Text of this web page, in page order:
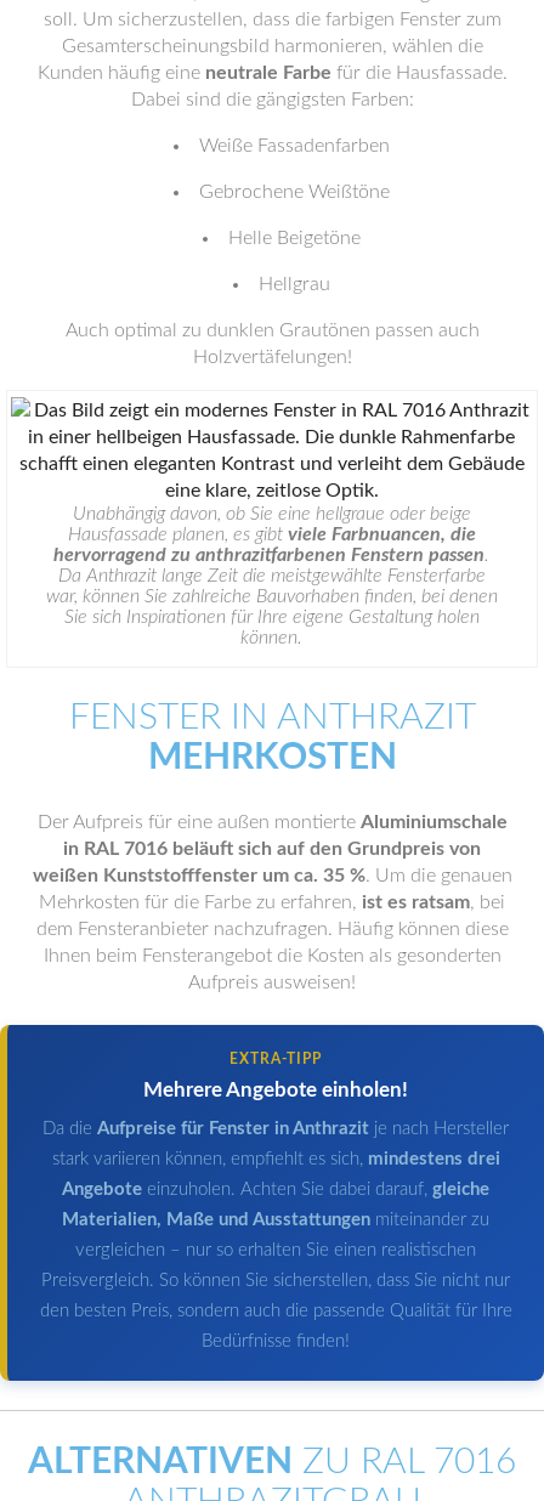
soll. Um sicherzustellen, dass die farbigen Fenster zum
Gesamterscheinungsbild harmonieren, wählen die
Kunden häufig eine neutrale Farbe für die Hausfassade.
Dabei sind die gängigsten Farben:
Weiße Fassadenfarben
Gebrochene Weißtöne
Helle Beigetöne
Hellgrau
Auch optimal zu dunklen Grautönen passen auch
Holzvertäfelungen!
Unabhängig davon, ob Sie eine hellgraue oder beige
Hausfassade planen, es gibt viele Farbnuancen, die
hervorragend zu anthrazitfarbenen Fenstern passen.
Da Anthrazit lange Zeit die meistgewählte Fensterfarbe
war, können Sie zahlreiche Bauvorhaben finden, bei denen
Sie sich Inspirationen für Ihre eigene Gestaltung holen
können.
FENSTER IN ANTHRAZIT
MEHRKOSTEN
Der Aufpreis für eine außen montierte Aluminiumschale
in RAL 7016 beläuft sich auf den Grundpreis von
weißen Kunststofffenster umca. 35 %. Um die genauen
Mehrkosten für die Farbe zu erfahren, ist es ratsam, bei
dem Fensteranbieter nachzufragen. Häufig können diese
Ihnen beim Fensterangebot die Kosten als gesonderten
Aufpreis ausweisen!
EXTRA-TIPP
Mehrere Angebote einholen!
Da die Aufpreise für Fenster in Anthrazit je nach Hersteller
stark variieren können, empfiehlt es sich, mindestens drei
Angebote einzuholen. Achten Sie dabei darauf, gleiche
Materialien, Maße und Ausstattungen miteinander zu
vergleichen – nur so erhalten Sie einen realistischen
Preisvergleich. So können Sie sicherstellen, dass Sie nicht nur
den besten Preis, sondern auch die passende Qualität für Ihre
Bedürfnisse finden!
ALTERNATIVEN ZU RAL 7016